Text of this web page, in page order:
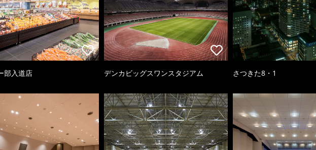
部入道店 デンカビッグスワンスタジアム さつきた8・1